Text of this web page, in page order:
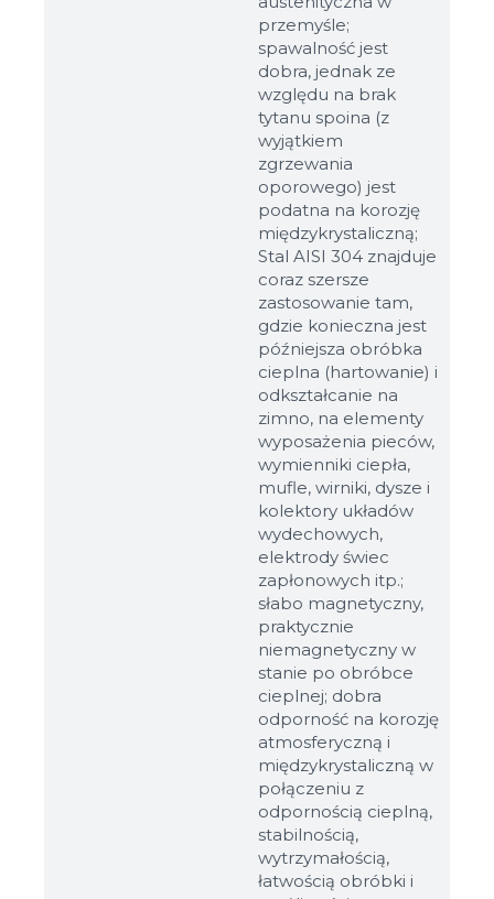
Обзор...
do 8Mb, jpeg, png, doc, pdf
Gotowy
przemyśle;
spawalność jest
dobra, jednak ze
względu na brak
tytanu spoina (z
wyjątkiem
zgrzewania
oporowego) jest
podatna na korozję
międzykrystaliczną;
Stal AISI 304 znajduje
coraz szersze
zastosowanie tam,
gdzie konieczna jest
późniejsza obróbka
cieplna (hartowanie) i
odkształcanie na
zimno, na elementy
wyposażenia pieców,
wymienniki ciepła,
mufle, wirniki, dysze i
kolektory układów
wydechowych,
elektrody świec
zapłonowych itp.;
słabo magnetyczny,
praktycznie
niemagnetyczny w
stanie po obróbce
cieplnej; dobra
odporność na korozję
atmosferyczną i
międzykrystaliczną w
połączeniu z
odpornością cieplną,
stabilnością,
wytrzymałością,
łatwością obróbki i